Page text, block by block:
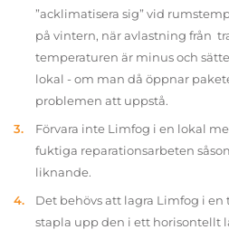
”acklimatisera sig” vid
på vintern, när avlastning från
temperaturen är minus och
lokal - om man då öppnar
problemen att uppstå.
Förvara inte Limfog i en lokal
fuktiga reparationsarbeten
liknande.
Det behövs att lagra Limfog i
stapla upp den i ett horisontellt